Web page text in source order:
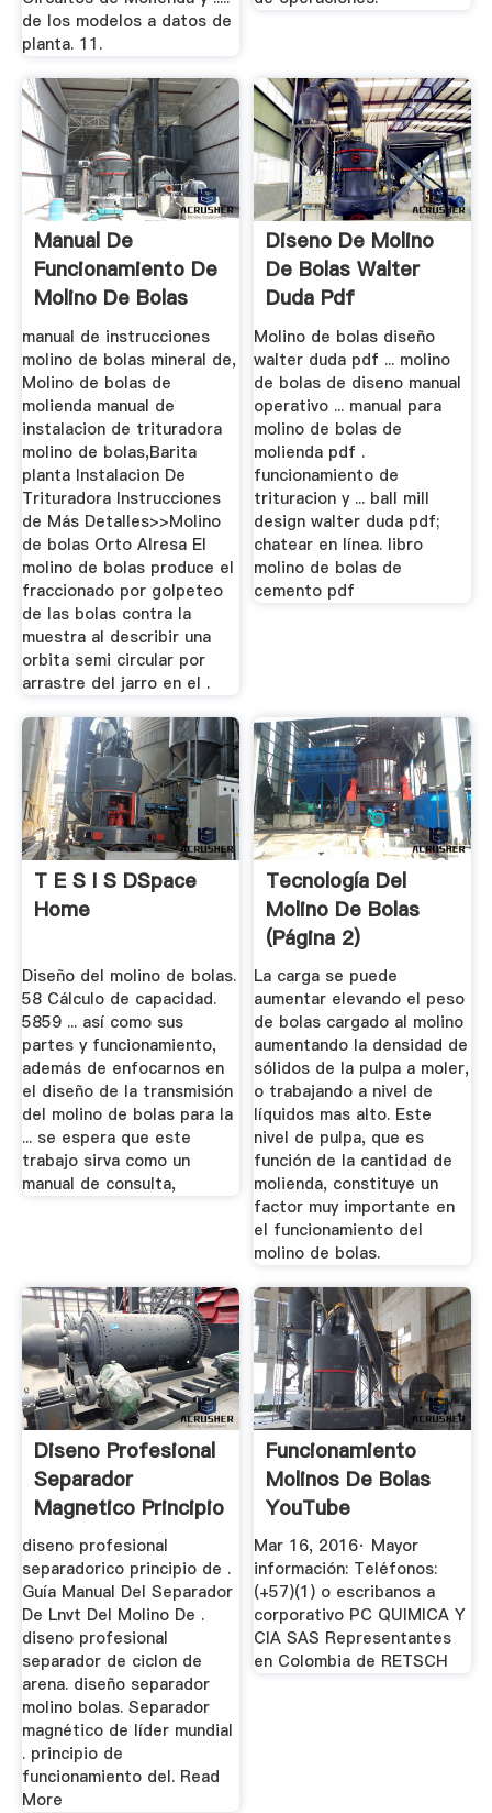
de los modelos a datos de
planta. 11.
Manual De
Funcionamiento De
Molino De Bolas
manual de instrucciones
molino de bolas mineral de,
Molino de bolas de
molienda manual de
instalacion de trituradora
molino de bolas,Barita
planta Instalacion De
Trituradora Instrucciones
de Más Detalles>>Molino
de bolas Orto Alresa El
molino de bolas produce el
fraccionado por golpeteo
de las bolas contra la
muestra al describir una
orbita semi circular por
arrastre del jarro en el .
Diseno De Molino
De Bolas Walter
Duda Pdf
Molino de bolas diseño
walter duda pdf ... molino
de bolas de diseno manual
operativo ... manual para
molino de bolas de
molienda pdf .
funcionamiento de
trituracion y ... ball mill
design walter duda pdf;
chatear en línea. libro
molino de bolas de
cemento pdf
T E S I S DSpace
Home
Diseño del molino de bolas.
58 Cálculo de capacidad.
5859 ... así como sus
partes y funcionamiento,
además de enfocarnos en
el diseño de la transmisión
del molino de bolas para la
... se espera que este
trabajo sirva como un
manual de consulta,
Tecnología Del
Molino De Bolas
(página 2)
La carga se puede
aumentar elevando el peso
de bolas cargado al molino
aumentando la densidad de
sólidos de la pulpa a moler,
o trabajando a nivel de
líquidos mas alto. Este
nivel de pulpa, que es
función de la cantidad de
molienda, constituye un
factor muy importante en
el funcionamiento del
molino de bolas.
Diseno Profesional
Separador
Magnetico Principio
De ...
diseno profesional
separadorico principio de .
Guía Manual Del Separador
De Lnvt Del Molino De .
diseno profesional
separador de ciclon de
arena. diseño separador
molino bolas. Separador
magnético de líder mundial
. principio de
funcionamiento del. Read
More
Funcionamiento
Molinos De Bolas
YouTube
Mar 16, 2016· Mayor
información: Teléfonos:
(+57)(1) o escribanos a
corporativo PC QUIMICA Y
CIA SAS Representantes
en Colombia de RETSCH